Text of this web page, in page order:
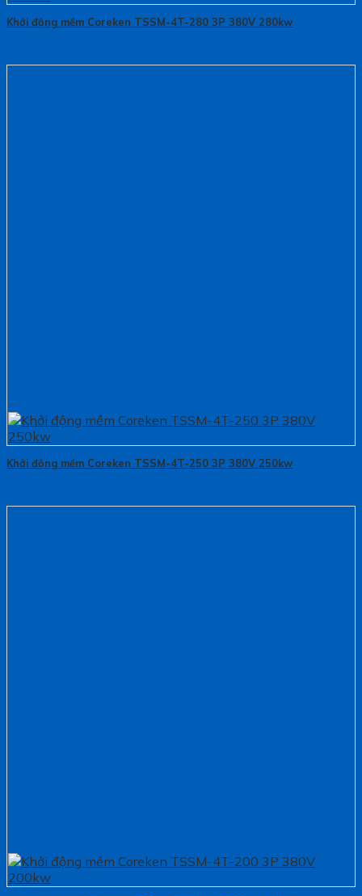
Khởi động mềm Coreken TSSM-4T-280 3P 380V 280kw
Khởi động mềm Coreken TSSM-4T-250 3P 380V 250kw